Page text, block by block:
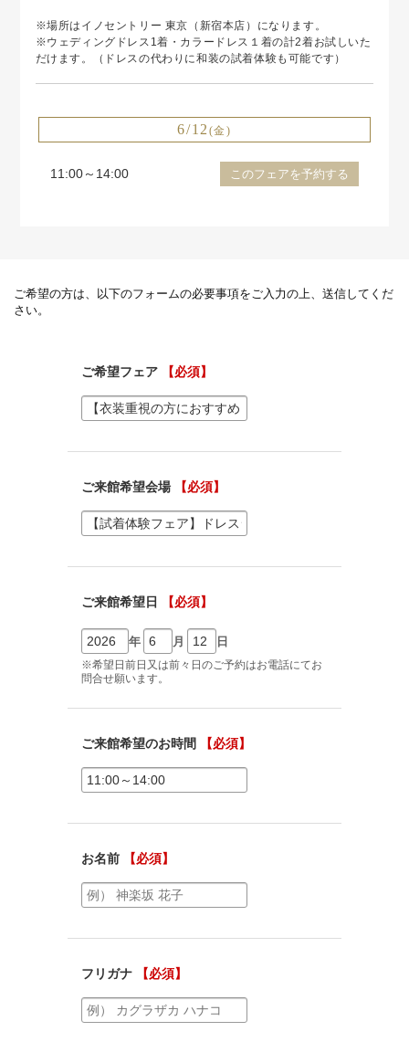
※場所はイノセントリー 東京（新宿本店）になります。
※ウェディングドレス1着・カラードレス１着の計2着お試しいた
だけます。（ドレスの代わりに和装の試着体験も可能です）
6/12 (金)
11:00～14:00 このフェアを予約する